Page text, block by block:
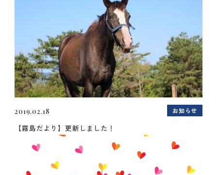
2019.02.18 お知らせ
【霧島だより】更新しました！